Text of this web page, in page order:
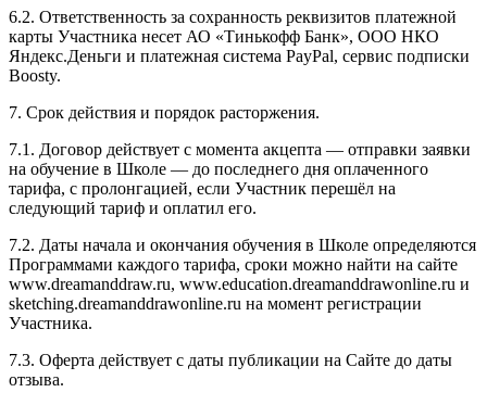
6.2. Ответственность за сохранность реквизитов платежной
карты Участника несет АО «Тинькофф Банк», ООО НКО
Яндекс.Деньги и платежная система PayPal, сервис подписки
Boosty.
7. Срок действия и порядок расторжения.
7.1. Договор действует с момента акцепта — отправки заявки
на обучение в Школе — до последнего дня оплаченного
тарифа, с пролонгацией, если Участник перешёл на
следующий тариф и оплатил его.
7.2. Даты начала и окончания обучения в Школе определяются
Программами каждого тарифа, сроки можно найти на сайте
www.dreamanddraw.ru, www.education.dreamanddrawonline.ru и
sketching.dreamanddrawonline.ru на момент регистрации
Участника.
7.3. Оферта действует с даты публикации на Сайте до даты
отзыва.